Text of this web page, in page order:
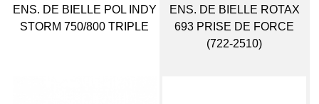
ENS. DE BIELLE POL INDY
STORM 750/800 TRIPLE
ENS. DE BIELLE ROTAX
693 PRISE DE FORCE
(722-2510)